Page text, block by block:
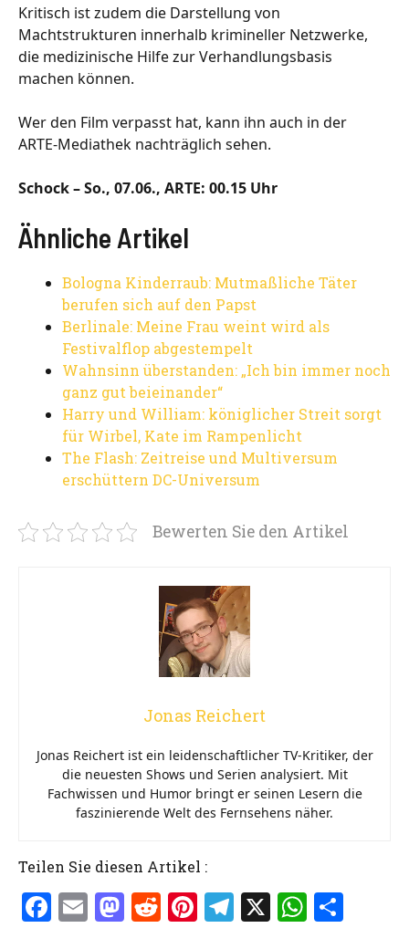
Kritisch ist zudem die Darstellung von
Machtstrukturen innerhalb krimineller Netzwerke,
die medizinische Hilfe zur Verhandlungsbasis
machen können.
Wer den Film verpasst hat, kann ihn auch in der
ARTE‑Mediathek nachträglich sehen.
Schock – So., 07.06., ARTE: 00.15 Uhr
Ähnliche Artikel
Bologna Kinderraub: Mutmaßliche Täter
berufen sich auf den Papst
Berlinale: Meine Frau weint wird als
Festivalflop abgestempelt
Wahnsinn überstanden: „Ich bin immer noch
ganz gut beieinander“
Harry und William: königlicher Streit sorgt
für Wirbel, Kate im Rampenlicht
The Flash: Zeitreise und Multiversum
erschüttern DC-Universum
Bewerten Sie den Artikel
Jonas Reichert
Jonas Reichert ist ein leidenschaftlicher TV-Kritiker, der
die neuesten Shows und Serien analysiert. Mit
Fachwissen und Humor bringt er seinen Lesern die
faszinierende Welt des Fernsehens näher.
Teilen Sie diesen Artikel :
F E M R Pi T X W